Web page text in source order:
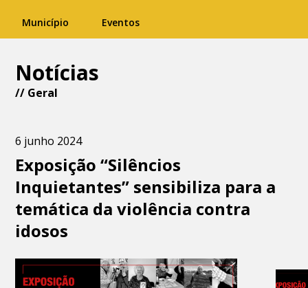
Município Eventos
Notícias
// Geral
6 junho 2024
Exposição “Silêncios
Inquietantes” sensibiliza para a
temática da violência contra
idosos